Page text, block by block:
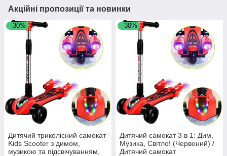
Акційні пропозиції та новинки
–30%
Дитячий триколісний самокат
Kids Scooter з димом,
музикою та підсвічуванням,
–30%
Дитячий самокат 3 в 1: Дим,
Музика, Світло! (Червоний) /
Дитячий самокат